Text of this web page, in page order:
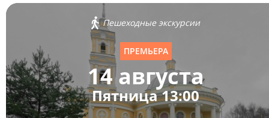
Пешеходные экскурсии
ПРЕМЬЕРА
14 августа
Пятница 13:00